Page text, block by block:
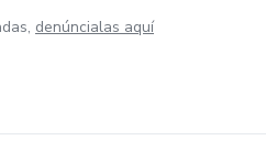
denúncialas aquí